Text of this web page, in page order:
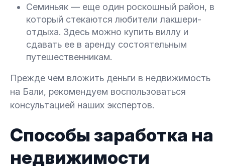
Семиньяк — еще один роскошный район, в
который стекаются любители лакшери-
отдыха. Здесь можно купить виллу и
сдавать ее в аренду состоятельным
путешественникам.
Прежде чем вложить деньги в недвижимость
на Бали, рекомендуем воспользоваться
консультацией наших экспертов.
Способы заработка на
недвижимости